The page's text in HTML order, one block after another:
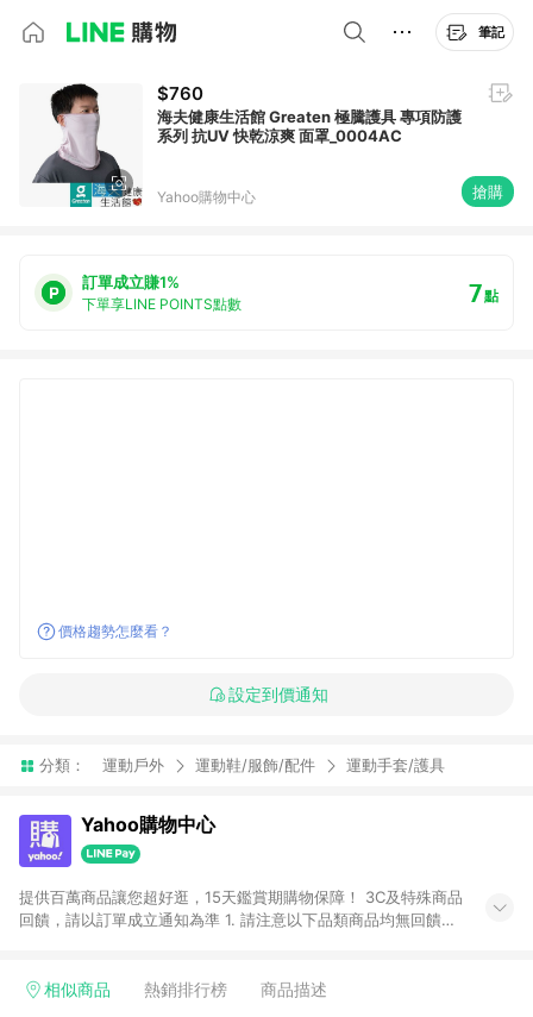
筆記
$760
海夫健康生活館 Greaten 極騰護具 專項防護
系列 抗UV 快乾涼爽 面罩_0004AC
Yahoo購物中心 搶購
訂單成立賺1%
下單享LINE POINTS點數 7點
價格趨勢怎麼看？
設定到價通知
分類： 運動戶外 運動鞋/服飾/配件 運動手套/護具
Yahoo購物中心
提供百萬商品讓您超好逛，15天鑑賞期購物保障！ 3C及特殊商品
回饋，請以訂單成立通知為準 1. 請注意以下品類商品均無回饋：
電玩/遊戲/相機/單眼/鏡頭/拍立得 [2024/6/1起適用] -內接硬
相似商品 熱銷排行榜 商品描述